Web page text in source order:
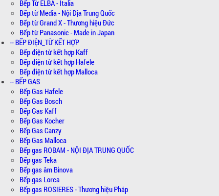
Bếp Từ ELBA - Italia
Bếp từ Media - Nội Địa Trung Quốc
Bếp từ Grand X - Thương hiệu Đức
Bếp từ Panasonic - Made in Japan
-- BẾP ĐIỆN_TỪ KẾT HỢP
Bếp điện từ kết hợp Kaff
Bếp điện từ kết hợp Hafele
Bếp điện từ kết hợp Malloca
-- BẾP GAS
Bếp Gas Hafele
Bếp Gas Bosch
Bếp Gas Kaff
Bếp Gas Kocher
Bếp Gas Canzy
Bếp Gas Malloca
Bếp gas ROBAM - NỘI ĐỊA TRUNG QUỐC
Bếp gas Teka
Bếp gas âm Binova
Bếp gas Lorca
Bếp gas ROSIERES - Thương hiệu Pháp